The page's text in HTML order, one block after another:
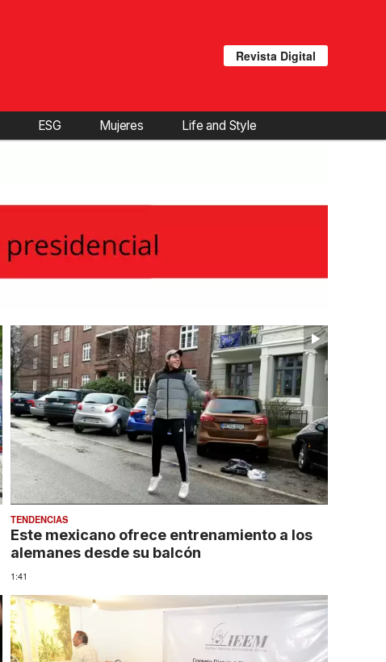
Revista Digital
ESG Mujeres Life and Style
TENDENCIAS
Este mexicano ofrece entrenamiento a los
alemanes desde su balcón
1:41